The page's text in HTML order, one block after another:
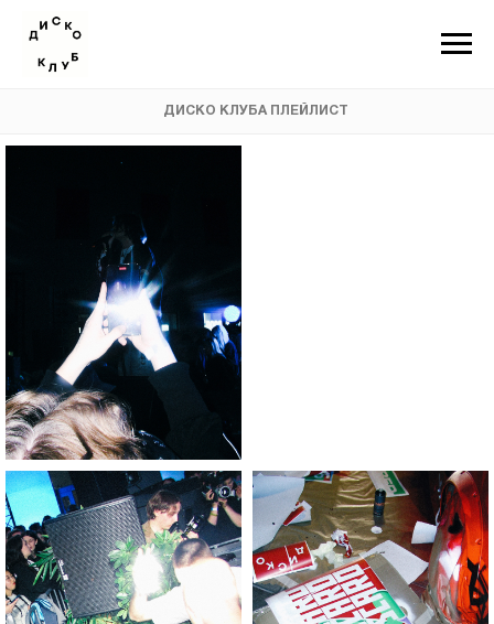
ДИСКО КЛУБА ПЛЕЙЛИСТ